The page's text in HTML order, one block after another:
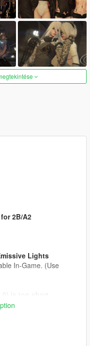
2B/A2
Lights
In-Game. (Use